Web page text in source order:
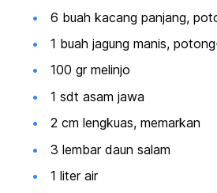
6 buah kacang panjang,
1 buah jagung manis,
100 gr melinjo
1 sdt asam jawa
2 cm lengkuas, memarkan
3 lembar daun salam
1 liter air